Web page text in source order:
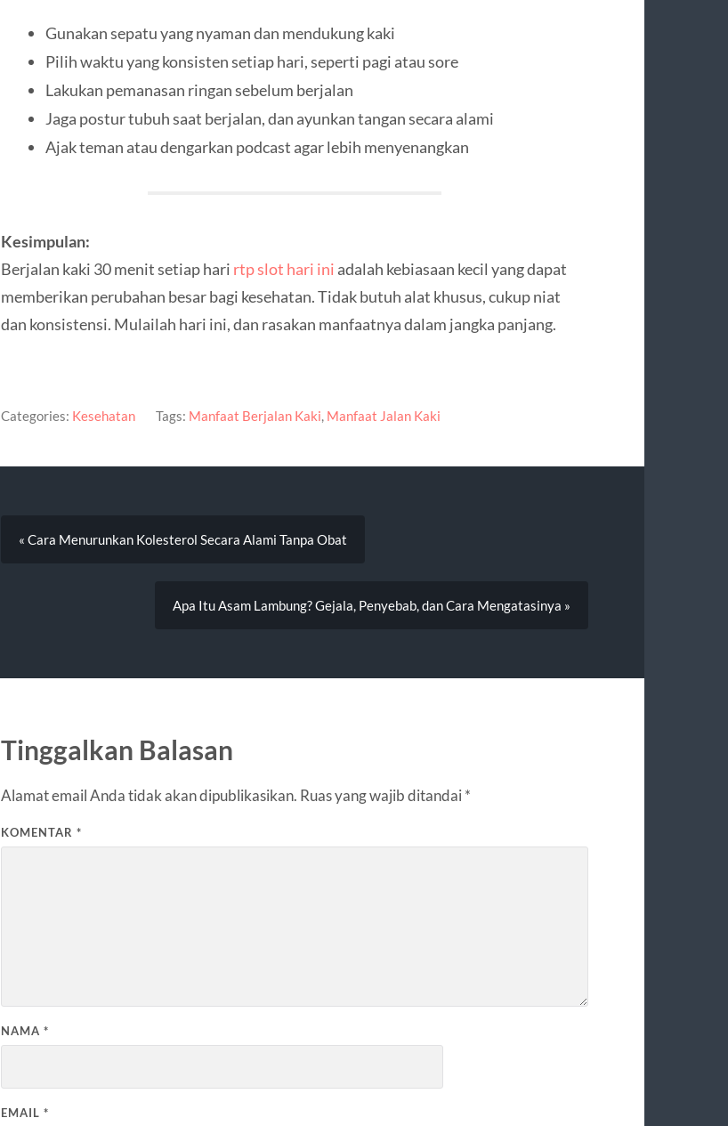
Gunakan sepatu yang nyaman dan mendukung kaki
Pilih waktu yang konsisten setiap hari, seperti pagi atau sore
Lakukan pemanasan ringan sebelum berjalan
Jaga postur tubuh saat berjalan, dan ayunkan tangan secara alami
Ajak teman atau dengarkan podcast agar lebih menyenangkan
Kesimpulan:
Berjalan kaki 30 menit setiap hari rtp slot hari ini adalah kebiasaan kecil yang dapat
memberikan perubahan besar bagi kesehatan. Tidak butuh alat khusus, cukup niat
dan konsistensi. Mulailah hari ini, dan rasakan manfaatnya dalam jangka panjang.
Categories: Kesehatan Tags: Manfaat Berjalan Kaki, Manfaat Jalan Kaki
« Cara Menurunkan Kolesterol Secara Alami Tanpa Obat
Apa Itu Asam Lambung? Gejala, Penyebab, dan Cara Mengatasinya »
Tinggalkan Balasan
Alamat email Anda tidak akan dipublikasikan. Ruas yang wajib ditandai *
KOMENTAR *
NAMA *
EMAIL *